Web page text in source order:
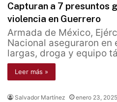
Capturan a 7 presuntos
violencia en Guerrero
Armada de México,
Nacional aseguraron en
largas, droga y equipo
Leer más »
Salvador Martínez enero 23, 2025